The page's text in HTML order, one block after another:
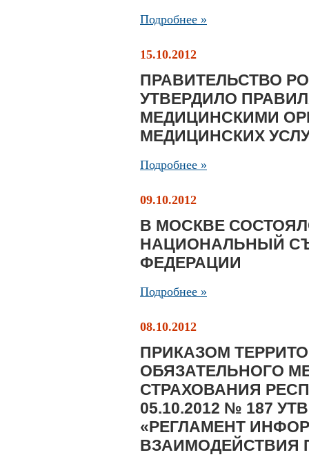
Подробнее »
15.10.2012
ПРАВИТЕЛЬСТВО
УТВЕРДИЛО
МЕДИЦИНСКИМИ
МЕДИЦИНСКИХ
Подробнее »
09.10.2012
В МОСКВЕ
НАЦИОНАЛЬНЫЙ
ФЕДЕРАЦИИ
Подробнее »
08.10.2012
ПРИКАЗОМ
ОБЯЗАТЕЛЬНОГО
СТРАХОВАНИЯ
05.10.2012 № 187
«РЕГЛАМЕНТ
ВЗАИМОДЕЙСТВИЯ